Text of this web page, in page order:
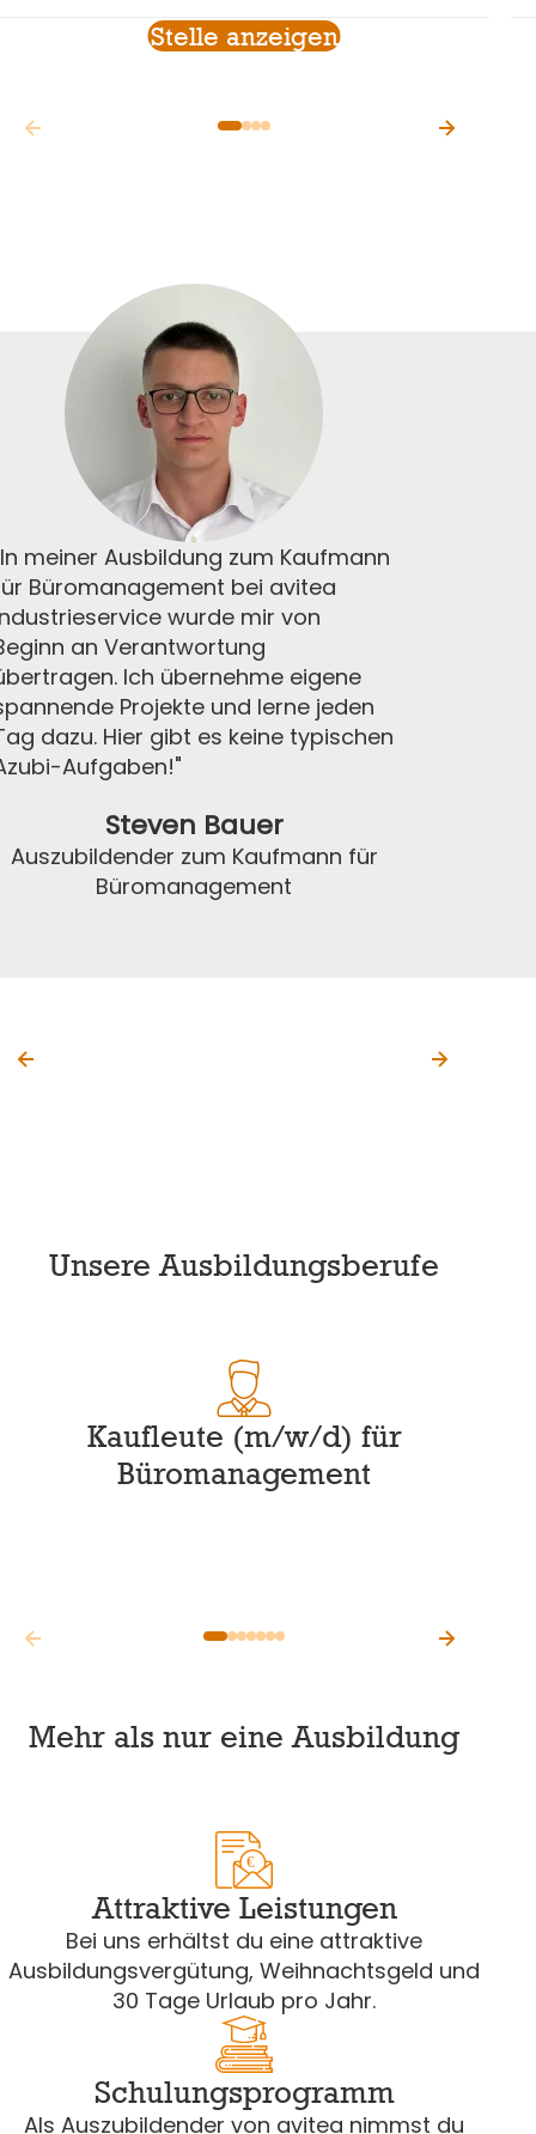
Stelle anzeigen
meiner Ausbildung zum Kaufmann
Büromanagement bei avitea
wurde mir von
an Verantwortung
Ich übernehme eigene
Projekte und lerne jeden
dazu. Hier gibt es keine typischen
Aufgaben!"
Steven Bauer
Auszubildender zum Kaufmann für
Büromanagement
Unsere Ausbildungsberufe
Kaufleute (m/w/d) für
Büromanagement
Mehr als nur eine Ausbildung
€
Attraktive Leistungen
Bei uns erhältst du eine attraktive
Ausbildungsvergütung, Weihnachtsgeld und
30 Tage Urlaub pro Jahr.
Schulungsprogramm
Als Auszubildender von avitea nimmst du